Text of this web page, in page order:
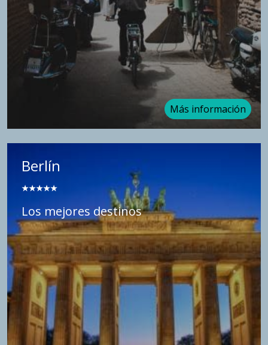
Más información
Berlín
★★★★★
Los mejores destinos